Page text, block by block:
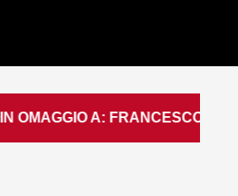
A: FRANCESCO GUCCINI